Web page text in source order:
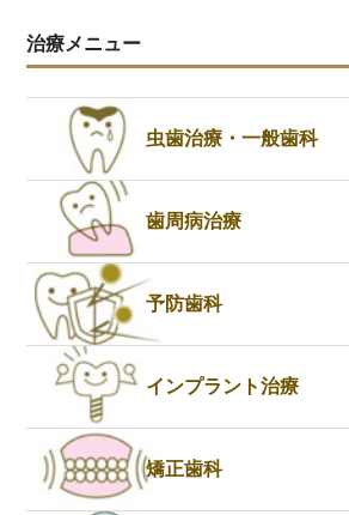
治療メニュー
虫歯治療・一般歯科
歯周病治療
予防歯科
インプラント治療
矯正歯科